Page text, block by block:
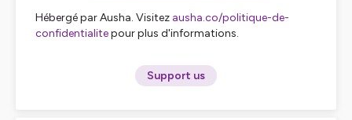
Hébergé par Ausha. Visitez ausha.co/politique-de-
confidentialitepour plus d'informations.
Support us